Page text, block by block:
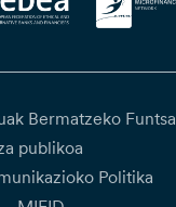
Bermatzeko Funtsa
publikoa
Politika